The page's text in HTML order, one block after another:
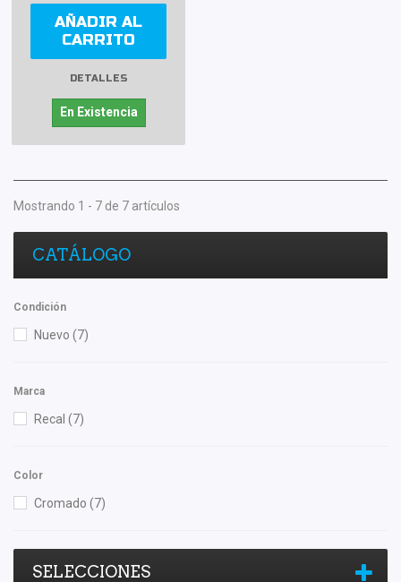
AÑADIR AL
CARRITO
DETALLES
En Existencia
Mostrando 1 - 7 de 7 artículos
CATÁLOGO
Condición
Nuevo (7)
Marca
Recal (7)
Color
Cromado (7)
SELECCIONES